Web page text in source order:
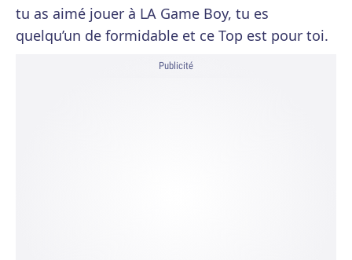
tu as aimé jouer à LA Game Boy, tu es
quelqu’un de formidable et ce Top est pour toi.
Publicité